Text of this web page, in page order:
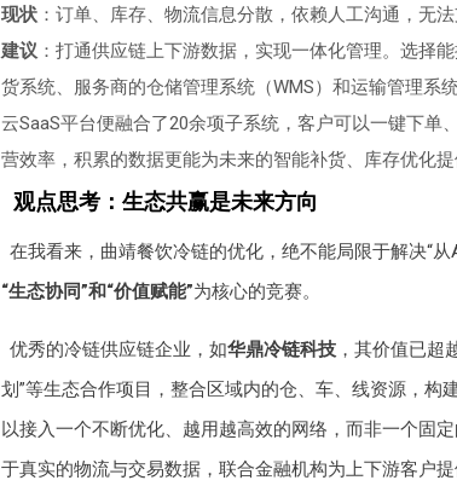
现状：订单、库存、物流信息分散，依赖人工沟通，无法
建议 ：打通供应链上下游数据，实现一体化管理。选择
货系统、服务商的仓储管理系统（WMS）和运输管理系
云SaaS平台便融合了20余项子系统，客户可以一键下单
营效率，积累的数据更能为未来的智能补货、库存优化提
观点思考：生态共赢是未来方向
在我看来，曲靖餐饮冷链的优化，绝不能局限于解决“
“生态协同”和“价值赋能”为核心的竞赛。
优秀的冷链供应链企业，如华鼎冷链科技 ，其价值已超
划”等生态合作项目，整合区域内的仓、车、线资源，构
以接入一个不断优化、越用越高效的网络，而非一个固
于真实的物流与交易数据，联合金融机构为上下游客户